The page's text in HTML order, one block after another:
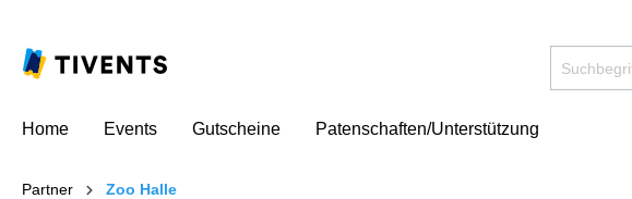
Home Events Gutscheine Patenschaften/Unterstützung
Partner Zoo Halle